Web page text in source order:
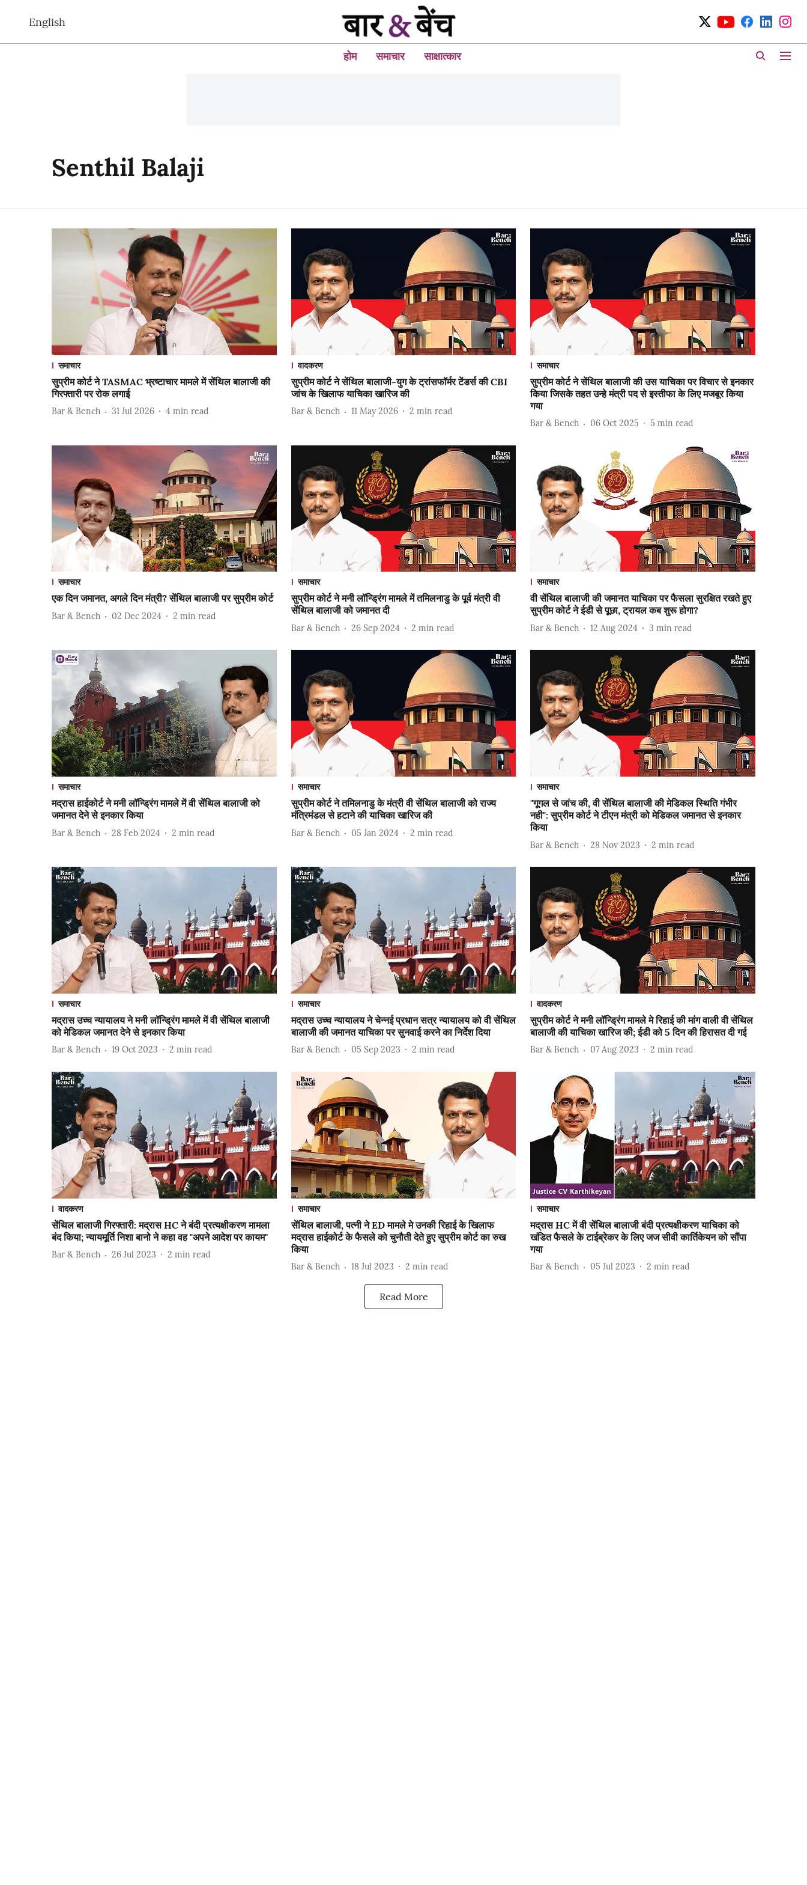
English
होम समाचार साक्षात्कार
Senthil Balaji
समाचार
सुप्रीम कोर्ट ने TASMAC भ्रष्टाचार मामले में सेंथिल बालाजी की
गिरफ्तारी पर रोक लगाई
Bar & Bench 31 Jul 2026 4 min read
वादकरण
सुप्रीम कोर्ट ने सेंथिल बालाजी-युग के ट्रांसफॉर्मर टेंडर्स की CBI
जांच के खिलाफ याचिका खारिज की
Bar & Bench 11 May 2026 2 min read
समाचार
सुप्रीम कोर्ट ने सेंथिल बालाजी की उस याचिका पर विचार से इनकार
किया जिसके तहत उन्हे मंत्री पद से इस्तीफा के लिए मजबूर किया
गया
Bar & Bench 06 Oct 2025 5 min read
समाचार
एक दिन जमानत, अगले दिन मंत्री? सेंथिल बालाजी पर सुप्रीम कोर्ट
Bar & Bench 02 Dec 2024 2 min read
समाचार
सुप्रीम कोर्ट ने मनी लॉन्ड्रिंग मामले में तमिलनाडु के पूर्व मंत्री वी
सेंथिल बालाजी को जमानत दी
Bar & Bench 26 Sep 2024 2 min read
समाचार
वी सेंथिल बालाजी की जमानत याचिका पर फैसला सुरक्षित रखते हुए
सुप्रीम कोर्ट ने ईडी से पूछा, ट्रायल कब शुरू होगा?
Bar & Bench 12 Aug 2024 3 min read
समाचार
मद्रास हाईकोर्ट ने मनी लॉन्ड्रिंग मामले में वी सेंथिल बालाजी को
जमानत देने से इनकार किया
Bar & Bench 28 Feb 2024 2 min read
समाचार
सुप्रीम कोर्ट ने तमिलनाडु के मंत्री वी सेंथिल बालाजी को राज्य
मंत्रिमंडल से हटाने की याचिका खारिज की
Bar & Bench 05 Jan 2024 2 min read
समाचार
"गूगल से जांच की, वी सेंथिल बालाजी की मेडिकल स्थिति गंभीर
नही": सुप्रीम कोर्ट ने टीएन मंत्री को मेडिकल जमानत से इनकार
किया
Bar & Bench 28 Nov 2023 2 min read
समाचार
मद्रास उच्च न्यायालय ने मनी लॉन्ड्रिंग मामले में वी सेंथिल बालाजी
को मेडिकल जमानत देने से इनकार किया
Bar & Bench 19 Oct 2023 2 min read
समाचार
मद्रास उच्च न्यायालय ने चेन्नई प्रधान सत्र न्यायालय को वी सेंथिल
बालाजी की जमानत याचिका पर सुनवाई करने का निर्देश दिया
Bar & Bench 05 Sep 2023 2 min read
वादकरण
सुप्रीम कोर्ट ने मनी लॉन्ड्रिंग मामले मे रिहाई की मांग वाली वी सेंथिल
बालाजी की याचिका खारिज की; ईडी को 5 दिन की हिरासत दी गई
Bar & Bench 07 Aug 2023 2 min read
वादकरण
सेंथिल बालाजी गिरफ्तारी: मद्रास HC ने बंदी प्रत्यक्षीकरण मामला
बंद किया; न्यायमूर्ति निशा बानो ने कहा वह "अपने आदेश पर कायम"
Bar & Bench 26 Jul 2023 2 min read
समाचार
सेंथिल बालाजी, पत्नी ने ED मामले मे उनकी रिहाई के खिलाफ
मद्रास हाईकोर्ट के फैसले को चुनौती देते हुए सुप्रीम कोर्ट का रुख
किया
Bar & Bench 18 Jul 2023 2 min read
समाचार
मद्रास HC में वी सेंथिल बालाजी बंदी प्रत्यक्षीकरण याचिका को
खंडित फैसले के टाईब्रेकर के लिए जज सीवी कार्तिकेयन को सौंपा
गया
Bar & Bench 05 Jul 2023 2 min read
Read More